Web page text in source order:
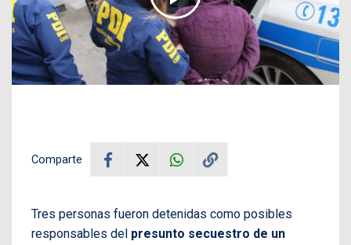
Comparte
Tres personas fueron detenidas como posibles
responsables del presunto secuestro de un